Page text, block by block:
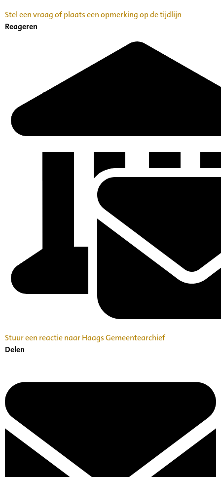
Stel een vraag of plaats een opmerking op de tijdlijn
Reageren
Stuur een reactie naar Haags Gemeentearchief
Delen